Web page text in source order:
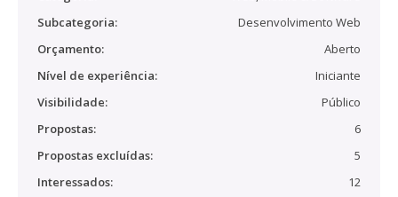
Subcategoria:
Desenvolvimento Web
Orçamento:
Aberto
Nível de experiência:
Iniciante
Visibilidade:
Público
Propostas:
6
Propostas excluídas:
5
Interessados:
12